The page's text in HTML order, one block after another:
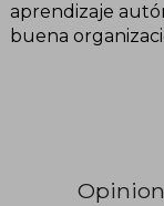
aprendizaje
buena